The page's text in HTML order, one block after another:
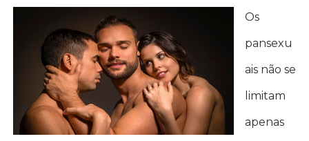
Os
pansexu
ais não se
limitam
apenas